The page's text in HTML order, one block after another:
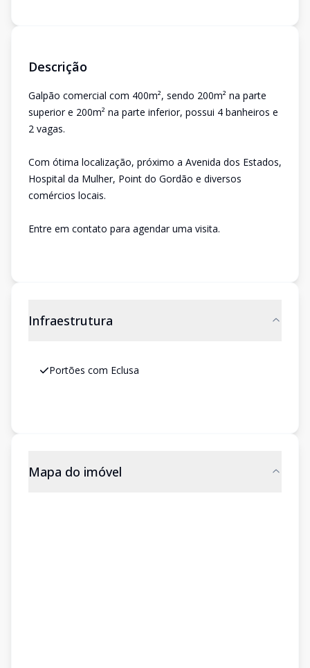
Descrição
Galpão comercial com 400m², sendo 200m² na parte
superior e 200m² na parte inferior, possui 4 banheiros e
2 vagas.
Com ótima localização, próximo a Avenida dos Estados,
Hospital da Mulher, Point do Gordão e diversos
comércios locais.
Entre em contato para agendar uma visita.
Infraestrutura
Portões com Eclusa
Mapa do imóvel